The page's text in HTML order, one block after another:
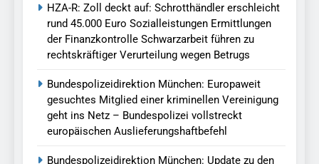
HZA-R: Zoll deckt auf: Schrotthändler erschleicht
rund 45.000 Euro Sozialleistungen Ermittlungen
der Finanzkontrolle Schwarzarbeit führen zu
rechtskräftiger Verurteilung wegen Betrugs
Bundespolizeidirektion München: Europaweit
gesuchtes Mitglied einer kriminellen Vereinigung
geht ins Netz – Bundespolizei vollstreckt
europäischen Auslieferungshaftbefehl
Bundespolizeidirektion München: Update zu den